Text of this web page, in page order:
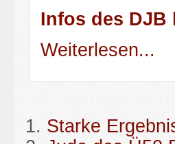
Infos des DJB
Weiterlesen...
Starke